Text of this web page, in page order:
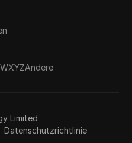
WXYZAndere
Limited
Datenschutzrichtlinie